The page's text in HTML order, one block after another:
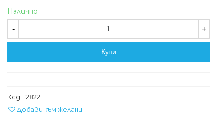
Налично
- +
Купи
Код: 12822
Добави към желани